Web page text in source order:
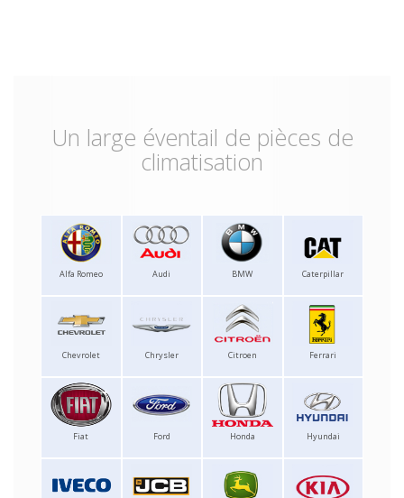
Un large éventail de pièces de
climatisation
Alfa Romeo Audi BMW Caterpillar
Chevrolet Chrysler Citroen Ferrari
Fiat Ford Honda Hyundai